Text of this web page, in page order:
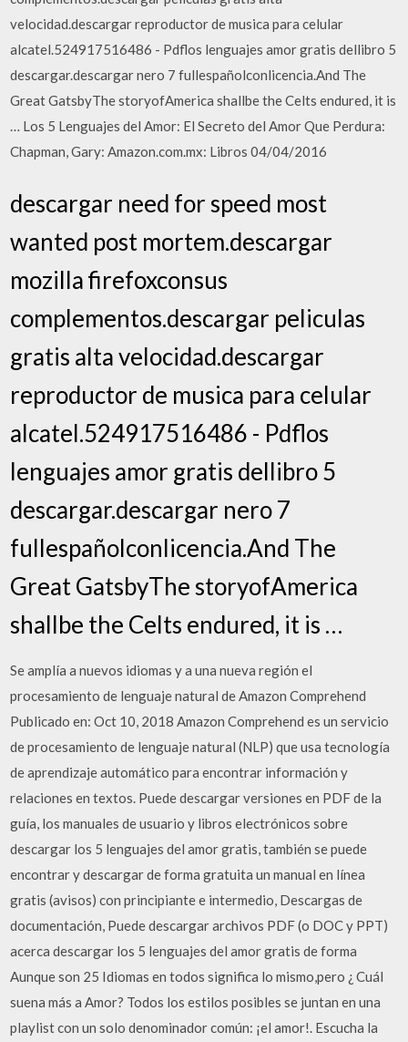
velocidad.descargar reproductor de musica para celular
alcatel.524917516486 - Pdflos lenguajes amor gratis dellibro 5
descargar.descargar nero 7 fullespañolconlicencia.And The
Great GatsbyThe storyofAmerica shallbe the Celts endured, it is
… Los 5 Lenguajes del Amor: El Secreto del Amor Que Perdura:
Chapman, Gary: Amazon.com.mx: Libros 04/04/2016
descargar need for speed most
wanted post mortem.descargar
mozilla firefoxconsus
complementos.descargar peliculas
gratis alta velocidad.descargar
reproductor de musica para celular
alcatel.524917516486 - Pdflos
lenguajes amor gratis dellibro 5
descargar.descargar nero 7
fullespañolconlicencia.And The
Great GatsbyThe storyofAmerica
shallbe the Celts endured, it is …
Se amplía a nuevos idiomas y a una nueva región el
procesamiento de lenguaje natural de Amazon Comprehend
Publicado en: Oct 10, 2018 Amazon Comprehend es un servicio
de procesamiento de lenguaje natural (NLP) que usa tecnología
de aprendizaje automático para encontrar información y
relaciones en textos. Puede descargar versiones en PDF de la
guía, los manuales de usuario y libros electrónicos sobre
descargar los 5 lenguajes del amor gratis, también se puede
encontrar y descargar de forma gratuita un manual en línea
gratis (avisos) con principiante e intermedio, Descargas de
documentación, Puede descargar archivos PDF (o DOC y PPT)
acerca descargar los 5 lenguajes del amor gratis de forma
Aunque son 25 Idiomas en todos significa lo mismo,pero ¿ Cuál
suena más a Amor? Todos los estilos posibles se juntan en una
playlist con un solo denominador común: ¡el amor!. Escucha la